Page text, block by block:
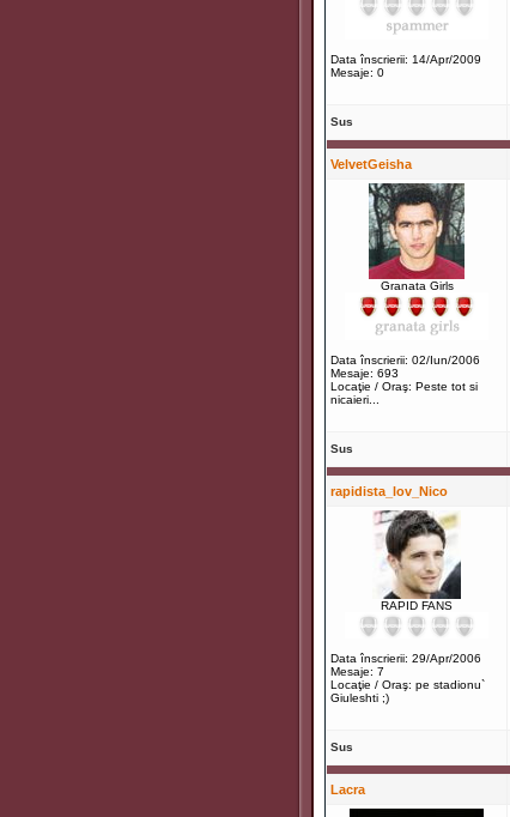
Data înscrierii: 14/Apr/2009
Mesaje: 0
Sus
VelvetGeisha
Granata Girls
Data înscrierii: 02/Iun/2006
Mesaje: 693
Locaţie / Oraş: Peste tot si
nicaieri...
Sus
rapidista_lov_Nico
RAPID FANS
Data înscrierii: 29/Apr/2006
Mesaje: 7
Locaţie / Oraş: pe stadionu`
Giuleshti ;)
Sus
Lacra